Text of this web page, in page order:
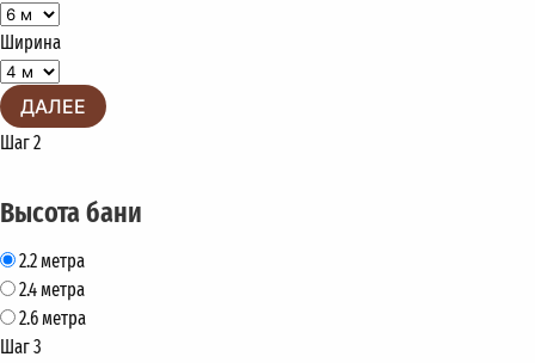
Ширина
ДАЛЕЕ
Шаг 2
Высота бани
2.2 метра
2.4 метра
2.6 метра
Шаг 3